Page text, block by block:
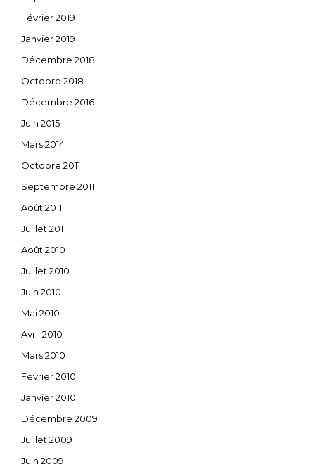
Février 2019
Janvier 2019
Décembre 2018
Octobre 2018
Décembre 2016
Juin 2015
Mars 2014
Octobre 2011
Septembre 2011
Août 2011
Juillet 2011
Août 2010
Juillet 2010
Juin 2010
Mai 2010
Avril 2010
Mars 2010
Février 2010
Janvier 2010
Décembre 2009
Juillet 2009
Juin 2009